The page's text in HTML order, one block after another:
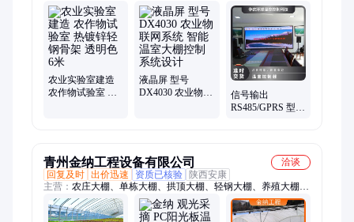
验室建设、水质检测仪、人参烘干房、立体种植墙、可追溯系
统、温室放风机、智能施肥机、温室控制器、农业实训室、环境
控制器、农用气象站、人工气候室、智能大棚控制、土壤墒情监
测、农业实训基地、土壤墒情设备、立体栽培设备、农业种植实
训、高压雾化设备、大棚智能控制
农业实验室建造
农作物试验室 热
液晶屏 型号
DX4030 农业物联
信号输出
RS485/GPRS 型号
青州金纳工程设备有限公司
洽谈
回复及时 出价迅速 资质已核验
陕西安康
主营： 农庄大棚、单栋大棚、拱顶大棚、轻钢大棚、养殖大棚、
施工材料、移动大棚、璃钢大棚、简易大棚、钢架大棚、农业大
棚、桃树大棚、日光温室、连栋大棚、锯齿大棚、光伏温室、种